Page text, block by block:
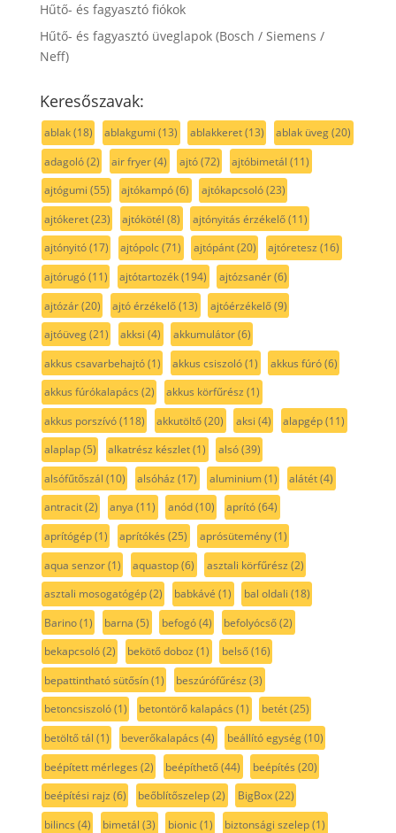
Hűtő- és fagyasztó fiókok
Hűtő- és fagyasztó üveglapok (Bosch / Siemens /
Neff)
Keresőszavak:
ablak(18) ablakgumi (13) ablakkeret(13) ablak üveg(20)
adagoló(2) air fryer(4) ajtó(72) ajtóbimetál (11)
ajtógumi (55) ajtókampó(6) ajtókapcsoló(23)
ajtókeret(23) ajtókötél (8) ajtónyitás érzékelő(11)
ajtónyitó(17) ajtópolc(71) ajtópánt(20) ajtóretesz (16)
ajtórugó(11) ajtótartozék(194) ajtózsanér(6)
ajtózár(20) ajtó érzékelő(13) ajtóérzékelő(9)
ajtóüveg(21) akksi (4) akkumulátor(6)
akkus csavarbehajtó(1) akkus csiszoló(1) akkus fúró(6)
akkus fúrókalapács (2) akkus körfűrész (1)
akkus porszívó(118) akkutöltő(20) aksi (4) alapgép(11)
alaplap(5) alkatrész készlet(1) alsó(39)
alsófűtőszál (10) alsóház (17) aluminium(1) alátét(4)
antracit(2) anya (11) anód(10) aprító(64)
aprítógép(1) aprítókés (25) aprósütemény(1)
aqua senzor(1) aquastop(6) asztali körfűrész (2)
asztali mosogatógép(2) babkávé (1) bal oldali (18)
Barino(1) barna (5) befogó(4) befolyócső(2)
bekapcsoló(2) bekötő doboz (1) belső(16)
bepattintható sütősín(1) beszúrófűrész (3)
betoncsiszoló(1) betontörő kalapács (1) betét(25)
betöltő tál (1) beverőkalapács (4) beállító egység(10)
beépített mérleges (2) beépíthető(44) beépítés (20)
beépítési rajz (6) beőblítőszelep(2) BigBox(22)
bilincs (4) bimetál (3) bionic(1) biztonsági szelep(1)